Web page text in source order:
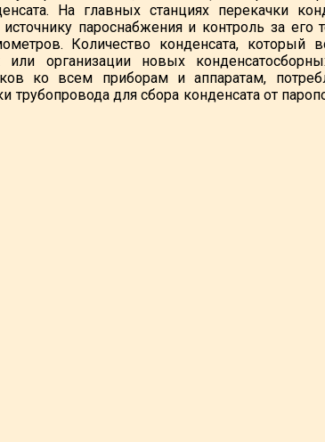
На главных станциях перекачки
пароснабжения и контроль за его
Количество конденсата, который
организации новых
ко всем приборам и аппаратам,
для сбора конденсата от